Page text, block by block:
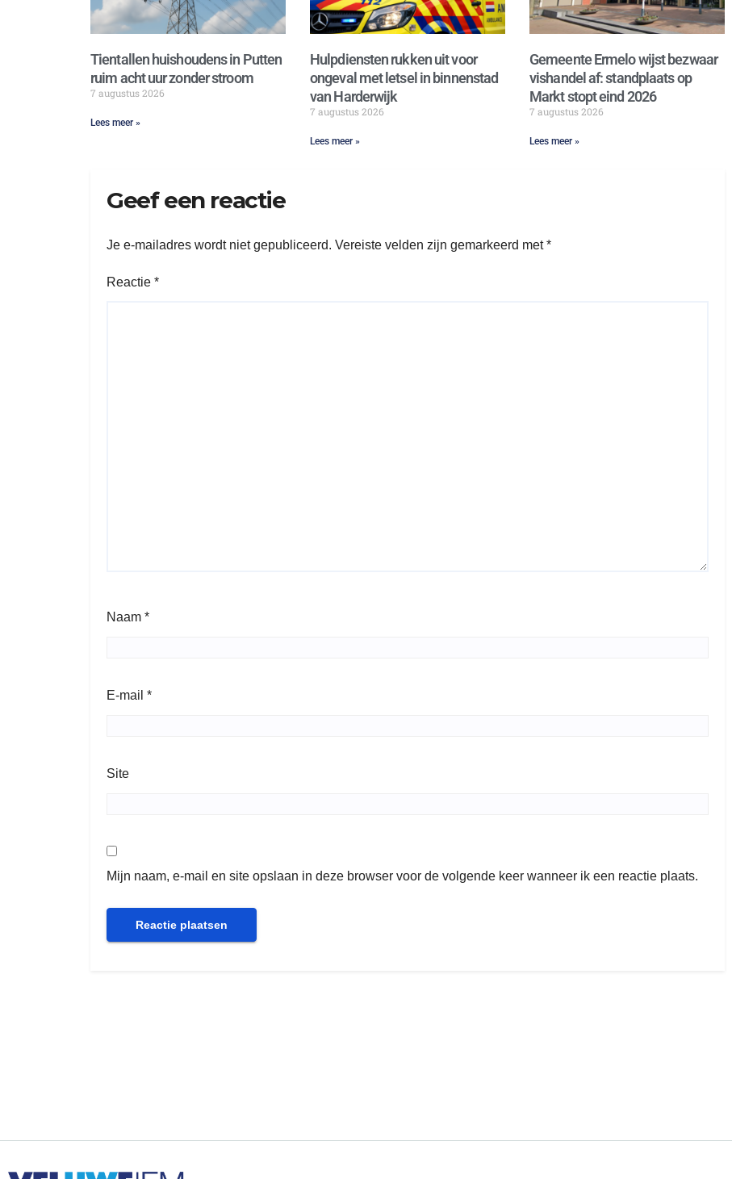
Tientallen huishoudens in Putten
ruim acht uur zonder stroom
7 augustus 2026
Lees meer »
Hulpdiensten rukken uit voor
ongeval met letsel in binnenstad
van Harderwijk
7 augustus 2026
Lees meer »
Gemeente Ermelo wijst bezwaar
vishandel af: standplaats op
Markt stopt eind 2026
7 augustus 2026
Lees meer »
Geef een reactie
Je e-mailadres wordt niet gepubliceerd. Vereiste velden zijn gemarkeerd met*
Reactie *
Naam *
E-mail *
Site
Mijn naam, e-mail en site opslaan in deze browser voor de volgende keer wanneer ik een reactie plaats.